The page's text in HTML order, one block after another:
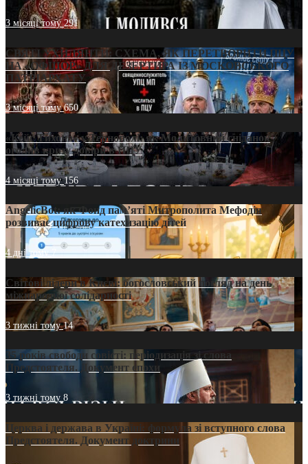
3 місяці тому291
СВЯТІ УХИЛЯНТИ: СХЕМА, ЯК ПЕРЕТВОРИТИ ПЦУ
НА «ОФШОР» ДЛЯ ДЕЗЕРТИРА ІЗ МОСКОВСЬКОГО
ПАТРІАРХАТУ
3 місяці тому650
«Кейс Тихона» у Тернополі: як Молитовний сніданок
оголив кризу довіри в ПЦУ
4 місяці тому156
AngelicBot: як Фонд пам’яті Митрополита Мефодія
розвиває цифрову катехизацію дітей
4 дні тому7
Світові лідери в Києві: богословський погляд на день
міжнародної солідарності
3 тижні тому14
35 років свободи совісті: періодизація зі слова
Предстоятеля. Документ епохи
3 тижні тому 8
Церква і держава в Україні: формула зі вступного слова
Предстоятеля. Документ доктрини